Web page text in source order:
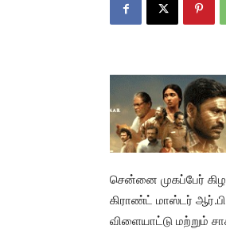
சென்னை முகப்பேர்
கிராண்ட் மாஸ்டர்
விளையாட்டு மற்றும்